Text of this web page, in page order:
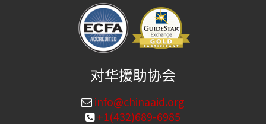
对华援助协会
info@chinaaid.org
+1(432)689-6985